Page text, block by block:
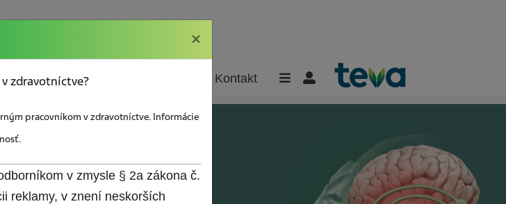
Sociálna poradňa Kontakt
×
zdravotníctve?
pracovníkom v zdravotníctve. Informácie
v zmysle § 2a zákona č.
reklamy, v znení neskorších